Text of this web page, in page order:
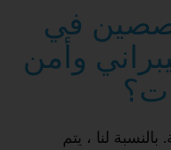
في
وأمن
لنا ، يتم